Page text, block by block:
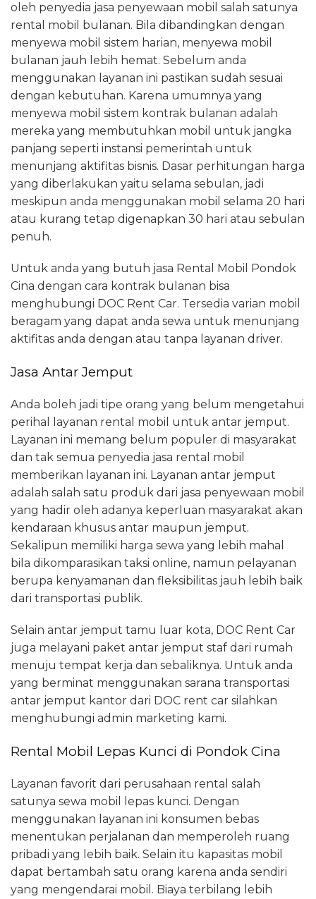
oleh penyedia jasa penyewaan mobil salah satunya
rental mobil bulanan. Bila dibandingkan dengan
menyewa mobil sistem harian, menyewa mobil
bulanan jauh lebih hemat. Sebelum anda
menggunakan layanan ini pastikan sudah sesuai
dengan kebutuhan. Karena umumnya yang
menyewa mobil sistem kontrak bulanan adalah
mereka yang membutuhkan mobil untuk jangka
panjang seperti instansi pemerintah untuk
menunjang aktifitas bisnis. Dasar perhitungan harga
yang diberlakukan yaitu selama sebulan, jadi
meskipun anda menggunakan mobil selama 20 hari
atau kurang tetap digenapkan 30 hari atau sebulan
penuh.
Untuk anda yang butuh jasa Rental Mobil Pondok
Cina dengan cara kontrak bulanan bisa
menghubungi DOC Rent Car. Tersedia varian mobil
beragam yang dapat anda sewa untuk menunjang
aktifitas anda dengan atau tanpa layanan driver.
Jasa Antar Jemput
Anda boleh jadi tipe orang yang belum mengetahui
perihal layanan rental mobil untuk antar jemput.
Layanan ini memang belum populer di masyarakat
dan tak semua penyedia jasa rental mobil
memberikan layanan ini. Layanan antar jemput
adalah salah satu produk dari jasa penyewaan mobil
yang hadir oleh adanya keperluan masyarakat akan
kendaraan khusus antar maupun jemput.
Sekalipun memiliki harga sewa yang lebih mahal
bila dikomparasikan taksi online, namun pelayanan
berupa kenyamanan dan fleksibilitas jauh lebih baik
dari transportasi publik.
Selain antar jemput tamu luar kota, DOC Rent Car
juga melayani paket antar jemput staf dari rumah
menuju tempat kerja dan sebaliknya. Untuk anda
yang berminat menggunakan sarana transportasi
antar jemput kantor dari DOC rent car silahkan
menghubungi admin marketing kami.
Rental Mobil Lepas Kunci di Pondok Cina
Layanan favorit dari perusahaan rental salah
satunya sewa mobil lepas kunci. Dengan
menggunakan layanan ini konsumen bebas
menentukan perjalanan dan memperoleh ruang
pribadi yang lebih baik. Selain itu kapasitas mobil
dapat bertambah satu orang karena anda sendiri
yang mengendarai mobil. Biaya terbilang lebih